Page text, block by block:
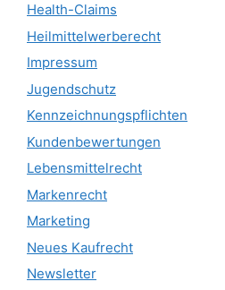
Health-Claims
Heilmittelwerberecht
Impressum
Jugendschutz
Kennzeichnungspflichten
Kundenbewertungen
Lebensmittelrecht
Markenrecht
Marketing
Neues Kaufrecht
Newsletter